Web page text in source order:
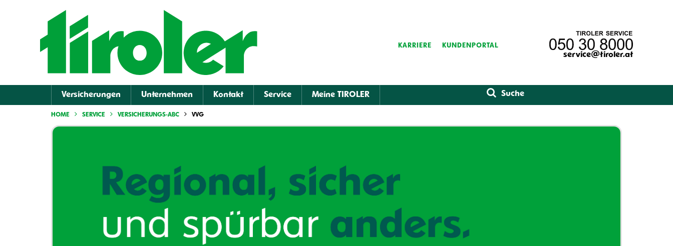
service@tiroler.at
KARRIERE KUNDENPORTAL
Versicherungen Unternehmen Kontakt Service Meine TIROLER
HOME SERVICE VERSICHERUNGS-ABC VVG